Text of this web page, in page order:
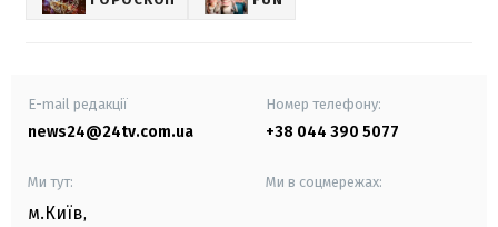
E-mail редакції
news24@24tv.com.ua
Номер телефону:
+38 044 390 5077
Ми тут:
м.Київ,
Ми в соцмережах: